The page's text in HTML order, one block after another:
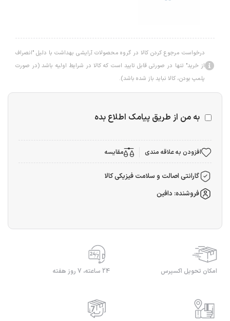
درخواست مرجوع کردن کالا در گروه محصولات آرایشی بهداشت با دلیل "انصراف
از خرید" تنها در صورتی قابل تایید است که کالا در شرایط اولیه باشد (در صورت
پلمپ بودن، کالا نباید باز شده باشد).
به من از طریق پیامک اطلاع بده
افزودن به علاقه مندی مقایسه
گارانتی اصالت و سلامت فیزیکی کالا
فروشنده: دافین
امکان تحویل اکسپرس 24 ساعته، 7 روز هفته